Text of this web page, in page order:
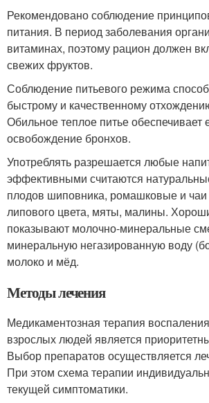
Рекомендовано соблюдение
питания. В период заболевания
витаминах, поэтому рацион должен
свежих фруктов.
Соблюдение питьевого режима
быстрому и качественному
Обильное теплое питье обеспечивает
освобождение бронхов.
Употреблять разрешается любые
эффективными считаются
плодов шиповника, ромашковые и
липового цвета, мяты, малины.
показывают молочно-минеральные
минеральную негазированную воду
молоко и мёд.
Методы лечения
Медикаментозная терапия
взрослых людей является
Выбор препаратов осуществляется
При этом схема терапии
текущей симптоматики.